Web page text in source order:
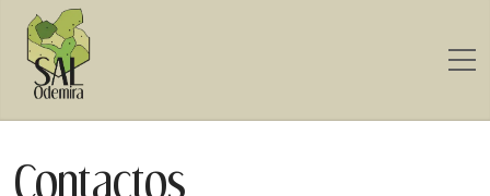
Contactos